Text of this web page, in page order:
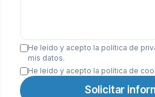
He leído y acepto la política de
mis datos.
He leído y acepto la política de
Solicitar